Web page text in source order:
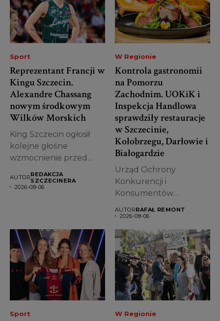
Sport
Reprezentant Francji w
Kingu Szczecin.
Alexandre Chassang
nowym środkowym
Wilków Morskich
King Szczecin ogłosił
kolejne głośne
wzmocnienie przed
zespołu dołączył...
AUTORREDAKCJA
SZCZECINERA
2026-08-06
W Regionie
Kontrola gastronomii
na Pomorzu
Zachodnim. UOKiK i
Inspekcja Handlowa
sprawdziły restauracje
w Szczecinie,
Kołobrzegu, Darłowie i
Białogardzie
Urząd Ochrony
Konkurencji i
Konsumentów
półrocze 2026 roku w
zakresie...
AUTORRAFAŁ REMONT
2026-08-06
Sport W Regionie